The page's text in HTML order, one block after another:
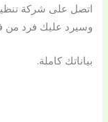
اتصل على شركة
وسيرد عليك فرد من
بياناتك كاملة.